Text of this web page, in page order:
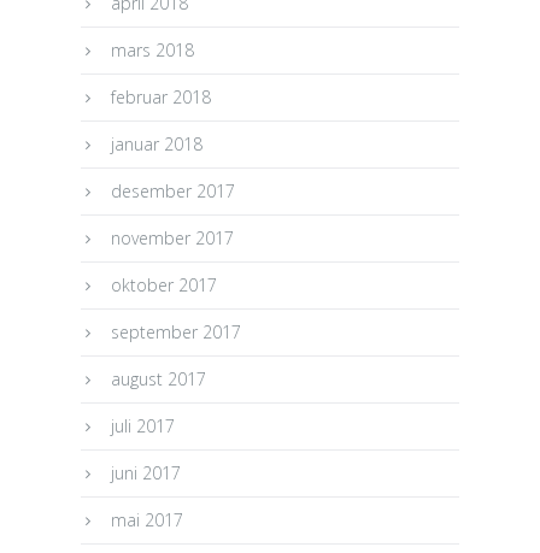
mars 2018
februar 2018
januar 2018
desember 2017
november 2017
oktober 2017
september 2017
august 2017
juli 2017
juni 2017
mai 2017